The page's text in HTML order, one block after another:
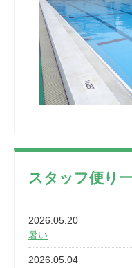
スタッフ便り
2026.05.20
暑い
2026.05.04